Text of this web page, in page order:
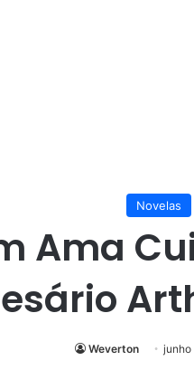
Novelas
Ama
Weverton junho